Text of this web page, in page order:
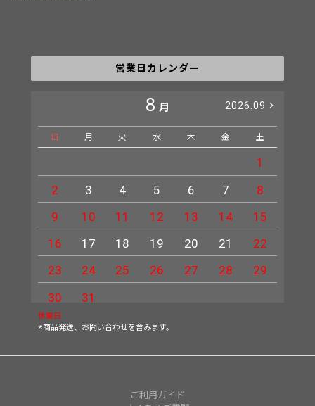
営業日カレンダー
8 月 2026.09
日 月 火 水 木 金 土
1
2
3 4 5 6 7
8
9
10 11 12 13 14
15
16
17 18 19 20 21
22
23
24 25 26 27 28
29
30
31
休業日
※商品発送、お問い合わせを含みます。
ご利用ガイド